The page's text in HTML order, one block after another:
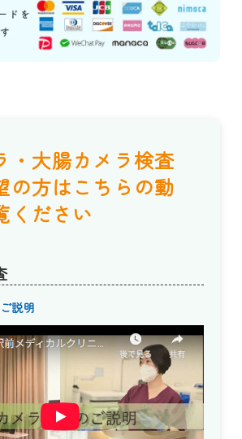
・大腸カメラ検査
の方はこちらの動
ください
説明